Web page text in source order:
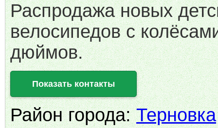
Распродажа новых
велосипедов с
дюймов.
Показать контакты
Район города:Терновка